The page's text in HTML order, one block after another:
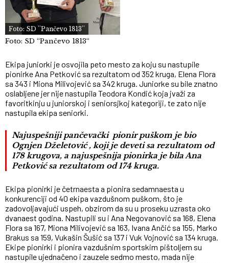
Foto: SD “Pančevo 1813“
Foto: SD ''Pančevo 1813''
Ekipa juniorki je osvojila peto mesto za koju su nastupile
pionirke Ana Petković sa rezultatom od 352 kruga, Elena Flora
sa 343 i Miona Milivojević sa 342 kruga. Juniorke su bile znatno
oslabljene jer nije nastupila Teodora Kondić koja jvaži za
favoritkinju u juniorskoj i seniorsjkoj kategoriji, te zato nije
nastupila ekipa seniorki.
Najuspešniji pančevački pionir puškom je bio
Ognjen Dželetović , koji je deveti sa rezultatom od
178 krugova, a najuspešnija pionirka je bila Ana
Petković sa rezultatom od 174 kruga.
Ekipa pionirki je četrnaesta a pionira sedamnaesta u
konkurenciji od 40 ekipa vazdušnom puškom, što je
zadovoljavajući uspeh, obzirom da su u proseku uzrasta oko
dvanaest godina. Nastupili su i Ana Negovanović sa 168, Elena
Flora sa 167, Miona Milivojević sa 163, Ivana Ančić sa 155, Marko
Brakus sa 159, Vukašin Šušić sa 137 i Vuk Vojnović sa 134 kruga.
Ekipe pionirki i pionira vazdušnim sportskim pištoljem su
nastupile ujednačeno i zauzele sedmo mesto, mada nije